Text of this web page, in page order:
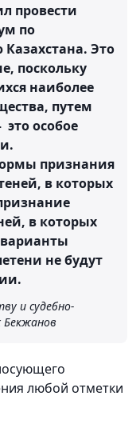
провести
по
Это
поскольку
наиболее
путем
это особое
признания
в которых
в которых
не будут
и судебно-
Бекжанов
любой отметки